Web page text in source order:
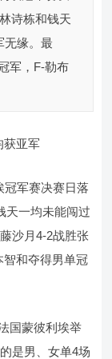
诗栋和钱天
无缘。最
军，F-勒布
冠军赛决赛日落
天一均未能闯过
沙月4-2战胜张
智和夺得男单冠
国蒙彼利埃举
是男、女单4场